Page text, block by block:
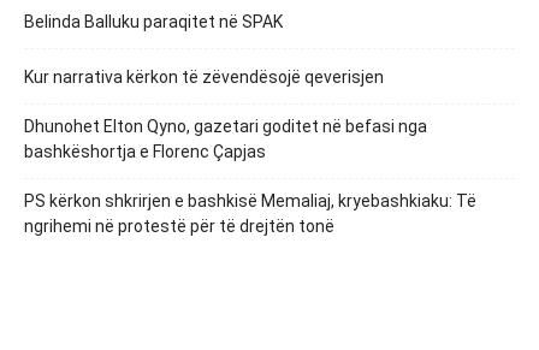
Belinda Balluku paraqitet në SPAK
Kur narrativa kërkon të zëvendësojë qeverisjen
Dhunohet Elton Qyno, gazetari goditet në befasi nga
bashkëshortja e Florenc Çapjas
PS kërkon shkrirjen e bashkisë Memaliaj, kryebashkiaku: Të
ngrihemi në protestë për të drejtën tonë